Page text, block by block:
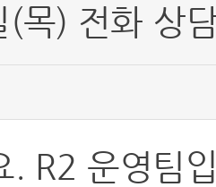
목) 전화 상
. R2 운영팀